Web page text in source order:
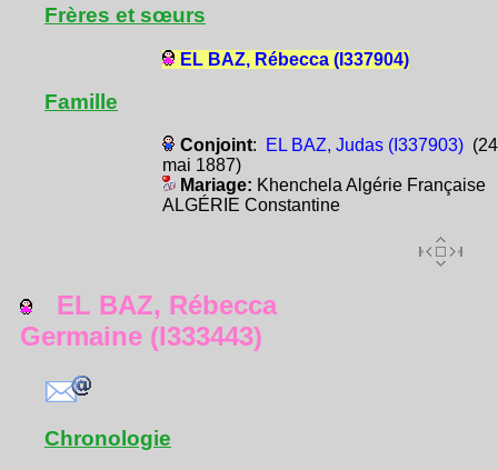
Frères et sœurs
EL BAZ, Rébecca (I337904)
Famille
Conjoint: EL BAZ, Judas (I337903)(24
mai 1887)
Mariage: Khenchela Algérie Française
ALGÉRIE Constantine
EL BAZ, Rébecca
Germaine (I333443)
Chronologie